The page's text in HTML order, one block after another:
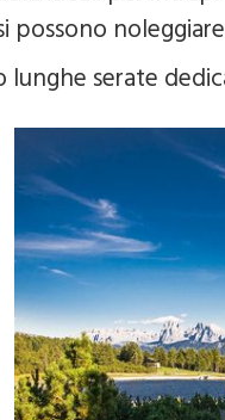
possono
lunghe serate